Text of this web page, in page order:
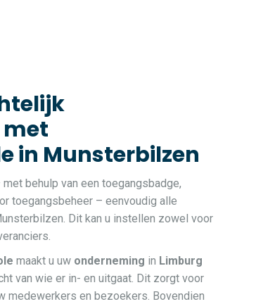
in Munsterbilzen
behulp van een toegangsbadge,
toegangsbeheer – eenvoudig alle
Dit kan u instellen zowel voor
maakt u uw onderneming in Limburg
van wie er in- en uitgaat. Dit zorgt voor
medewerkers en bezoekers. Bovendien